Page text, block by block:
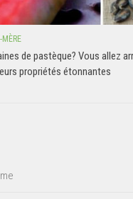
MÈRE
de pastèque? Vous allez
propriétés étonnantes